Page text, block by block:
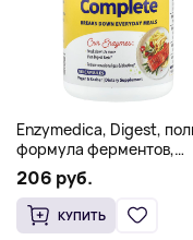
Enzymedica, Digest,
формула ферментов,
180 капсул
206 руб.
КУПИТЬ